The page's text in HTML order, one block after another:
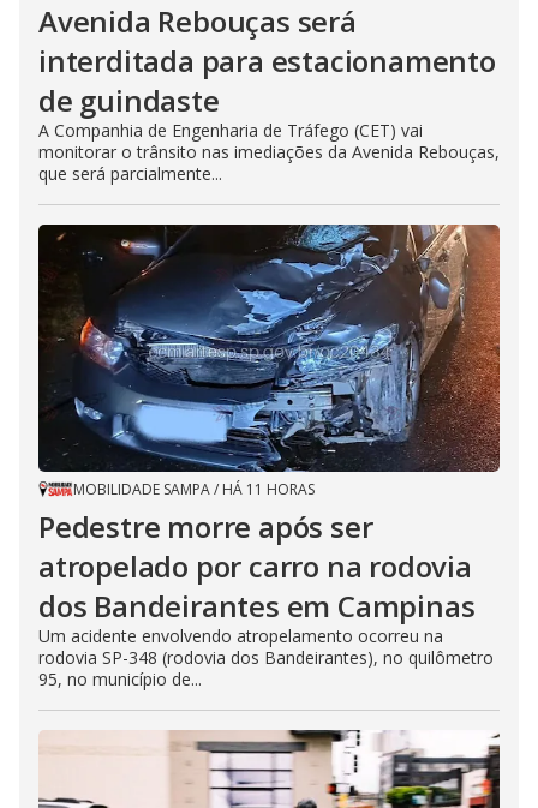
Avenida Rebouças será
interditada para estacionamento
de guindaste
A Companhia de Engenharia de Tráfego (CET) vai
monitorar o trânsito nas imediações da Avenida Rebouças,
que será parcialmente...
MOBILIDADE SAMPA/ HÁ 11 HORAS
Pedestre morre após ser
atropelado por carro na rodovia
dos Bandeirantes em Campinas
Um acidente envolvendo atropelamento ocorreu na
rodovia SP-348 (rodovia dos Bandeirantes), no quilômetro
95, no município de...